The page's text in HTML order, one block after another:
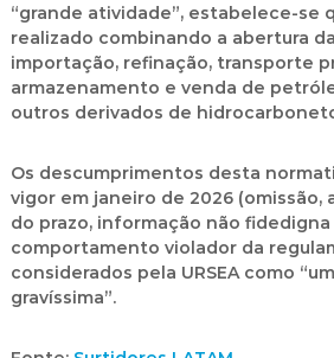
“grande atividade”, estabelece-se
realizado combinando a abertura
importação, refinação, transporte
armazenamento e venda de
outros derivados de
Os descumprimentos desta
vigor em janeiro de 2026 (omissão,
do prazo, informação não
comportamento violador da
considerados pela URSEA como
gravíssima”.